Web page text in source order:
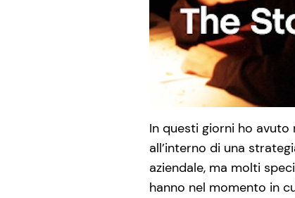
In questi giorni ho
all’interno di una
aziendale, ma molti
hanno nel momento in